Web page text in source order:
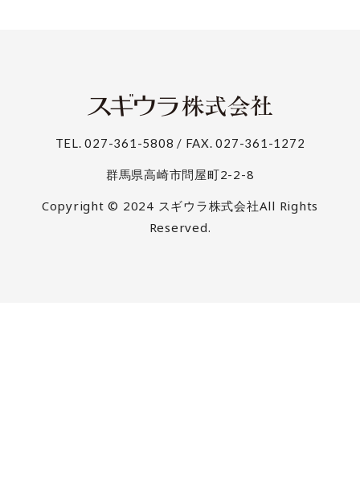
TEL. 027-361-5808 / FAX. 027-361-1272
群馬県高崎市問屋町2-2-8
Copyright © 2024 スギウラ株式会社All Rights
Reserved.